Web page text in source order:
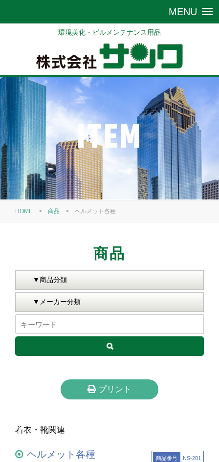
環境美化・ビルメンテナンス用品
ITEM
HOME >商品 >ヘルメット各種
商品
プリント
着衣・靴関連
ヘルメット各種 商品番号 NS-201